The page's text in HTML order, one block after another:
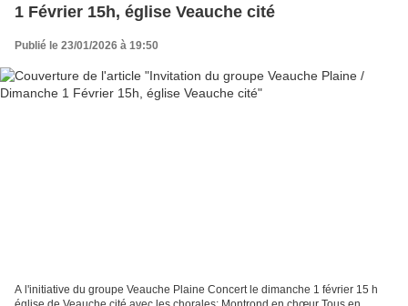
1 Février 15h, église Veauche cité
Publié le 23/01/2026 à 19:50
A l'initiative du groupe Veauche Plaine Concert le dimanche 1 février 15 h